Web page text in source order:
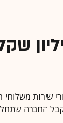
שעם הכנסות של
שירות
החברה